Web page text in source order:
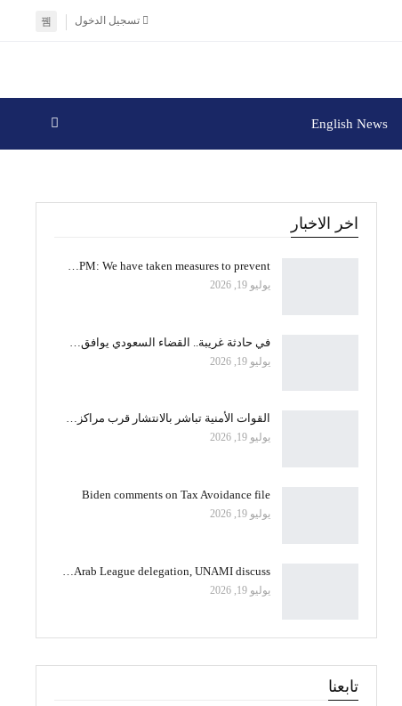
تسجيل الدخول
English News
اخر الاخبار
PM: We have taken measures to prevent…
يوليو 19, 2026
في حادثة غريبة.. القضاء السعودي يوافق…
يوليو 19, 2026
القوات الأمنية تباشر بالانتشار قرب مراكز…
يوليو 19, 2026
Biden comments on Tax Avoidance file
يوليو 19, 2026
Arab League delegation, UNAMI discuss…
يوليو 19, 2026
تابعنا